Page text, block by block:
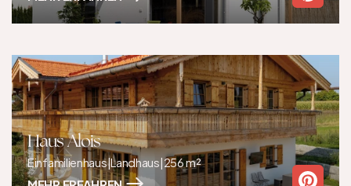
Haus Alois
Einfamilienhaus|Landhaus|256 m²